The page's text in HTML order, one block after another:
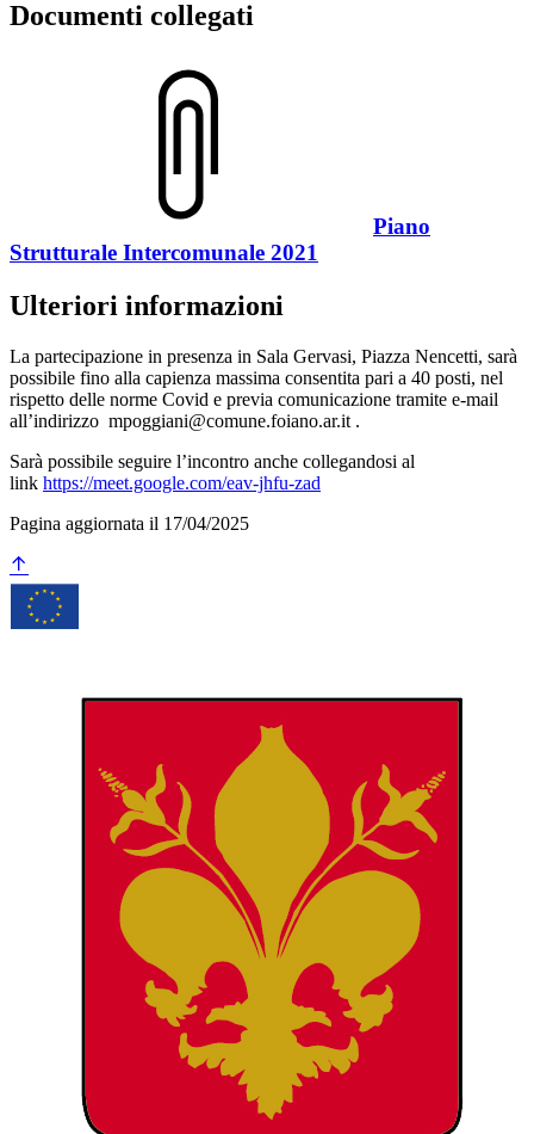
Documenti collegati
Piano
Strutturale Intercomunale 2021
Ulteriori informazioni
La partecipazione in presenza in Sala Gervasi, Piazza Nencetti, sarà
possibile fino alla capienza massima consentita pari a 40 posti, nel
rispetto delle norme Covid e previa comunicazione tramite e-mail
all’indirizzo mpoggiani@comune.foiano.ar.it .
Sarà possibile seguire l’incontro anche collegandosi al
link https://meet.google.com/eav-jhfu-zad
Pagina aggiornata il 17/04/2025